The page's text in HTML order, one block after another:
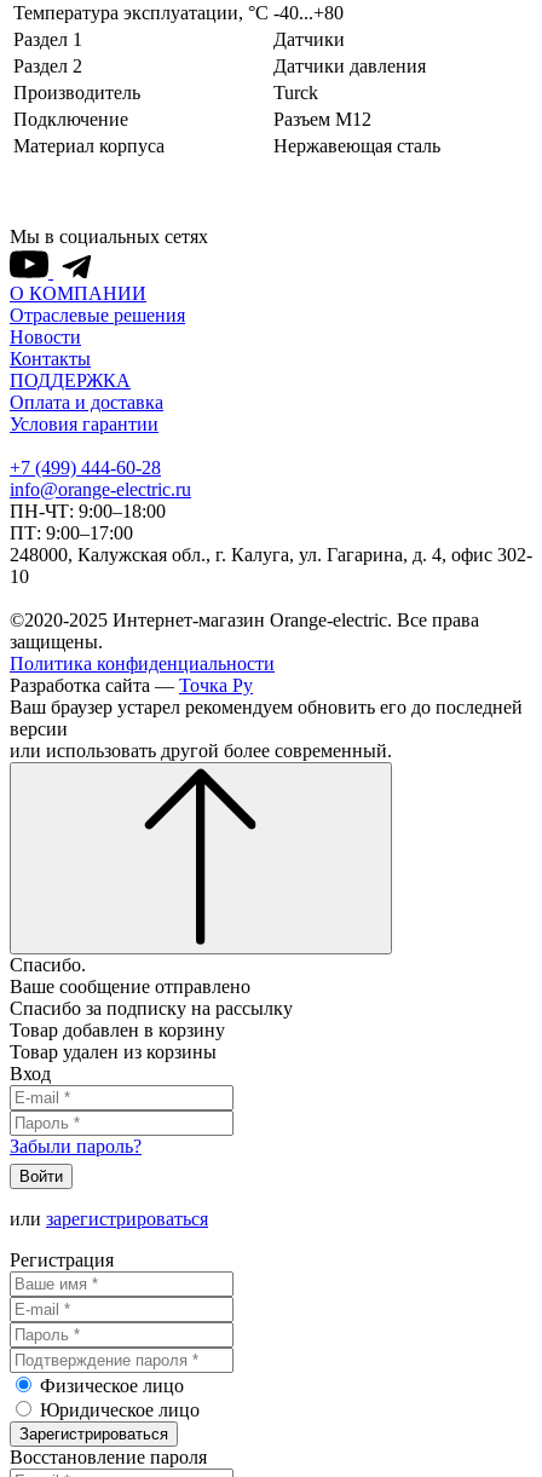
Температура эксплуатации, °С -40...+80
Раздел 1
Датчики
Раздел 2
Датчики давления
Производитель
Turck
Подключение
Разъем M12
Материал корпуса
Нержавеющая сталь
Мы в социальных сетях
О КОМПАНИИ
Отраслевые решения
Новости
Контакты
ПОДДЕРЖКА
Оплата и доставка
Условия гарантии
+7 (499) 444-60-28
info@orange-electric.ru
ПН-ЧТ: 9:00–18:00
ПТ: 9:00–17:00
248000, Калужская обл., г. Калуга, ул. Гагарина, д. 4, офис 302-
10
©2020-2025 Интернет-магазин Orange-electric. Все права
защищены.
Политика конфиденциальности
Разработка сайта — Точка Ру
Ваш браузер устарел рекомендуем обновить его до последней
версии
или использовать другой более современный.
Спасибо.
Ваше сообщение отправлено
Спасибо за подписку на рассылку
Товар добавлен в корзину
Товар удален из корзины
Вход
Забыли пароль?
Войти
или зарегистрироваться
Регистрация
Физическое лицо
Юридическое лицо
Зарегистрироваться
Восстановление пароля